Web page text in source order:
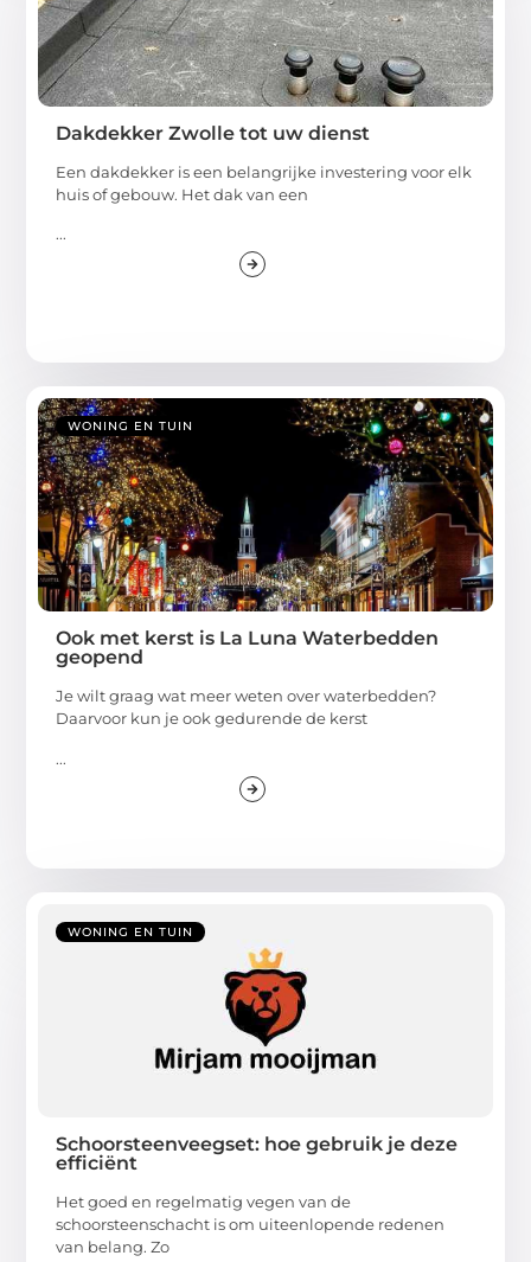
Dakdekker Zwolle tot uw dienst
Een dakdekker is een belangrijke investering voor elk
huis of gebouw. Het dak van een
...
WONING EN TUIN
Ook met kerst is La Luna Waterbedden
geopend
Je wilt graag wat meer weten over waterbedden?
Daarvoor kun je ook gedurende de kerst
...
WONING EN TUIN
Schoorsteenveegset: hoe gebruik je deze
efficiënt
Het goed en regelmatig vegen van de
schoorsteenschacht is om uiteenlopende redenen
van belang. Zo